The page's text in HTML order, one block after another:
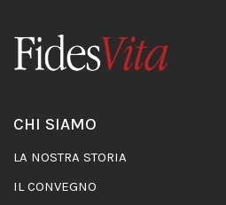
CHI SIAMO
LA NOSTRA STORIA
IL CONVEGNO